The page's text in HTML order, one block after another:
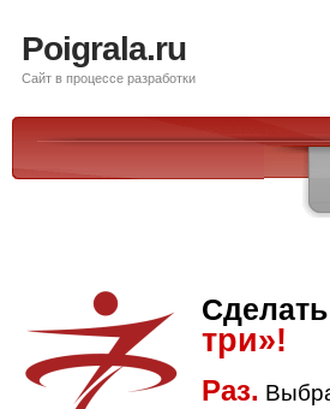
Poigrala.ru
Сайт в процессе разработки
три»!
Раз.